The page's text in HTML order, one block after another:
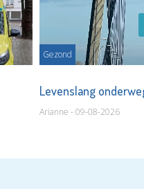
Gezond
Levenslang
Arianne - 09-08-2026